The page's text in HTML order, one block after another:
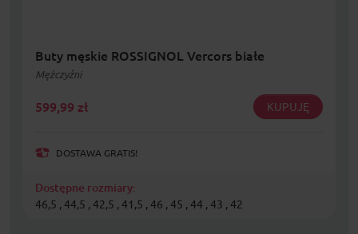
Buty męskie ROSSIGNOL Vercors białe
Mężczyźni
599,99 zł KUPUJĘ
DOSTAWA GRATIS!
Dostępne rozmiary:
46,5 , 44,5 , 42,5 , 41,5 , 46 , 45 , 44 , 43 , 42